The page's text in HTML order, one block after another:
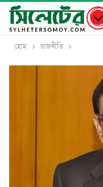
হোম রাজনীতি